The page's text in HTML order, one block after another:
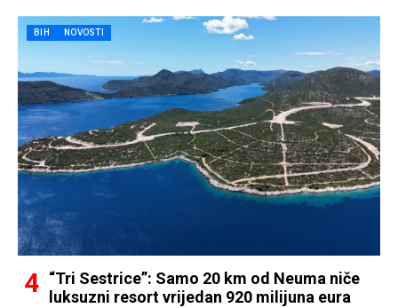
BIH NOVOSTI
“Tri Sestrice”: Samo 20 km od Neuma niče
luksuzni resort vrijedan 920 milijuna eura